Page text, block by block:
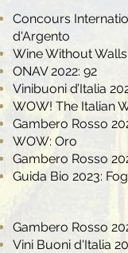
Concours
d'Argento
Wine Without
ONAV 2022: 92
Vinibuoni d’Italia
WOW! The Italian
Gambero Rosso
WOW: Oro
Gambero Rosso
Guida Bio 2023:
Gambero Rosso
Vini Buoni d'Italia